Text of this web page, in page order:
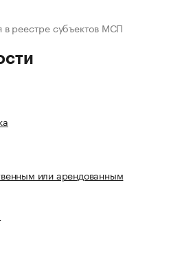
в реестре субъектов МСП
или арендованным